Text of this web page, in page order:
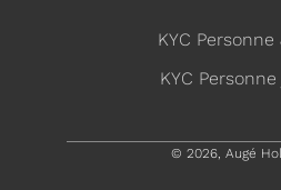
KYC
KYC
© 2026, Augé